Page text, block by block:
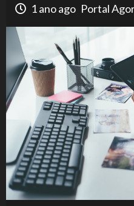
1 ano ago Portal